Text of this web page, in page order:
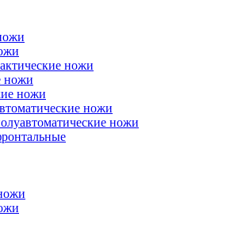
ножи
ножи
ножи
ножи
ножи